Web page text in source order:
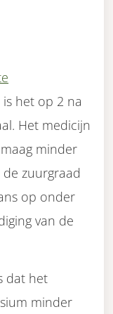
is het op 2 na
Het medicijn
minder
zuurgraad
op onder
van de
dat het
minder